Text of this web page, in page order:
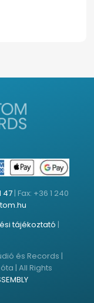
47 | Fax: +36 1 240
tájékoztató |
és Records |
| All Rights